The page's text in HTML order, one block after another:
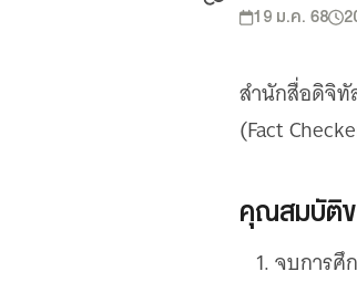
Thai PBS World
นิเวศสื่อสาธารณะท้องถิ่นคุณภาพ
19 ม.ค. 68
สำนักสื่อดิจิทั
(Fact
คุณสมบัติ
จบการศึ